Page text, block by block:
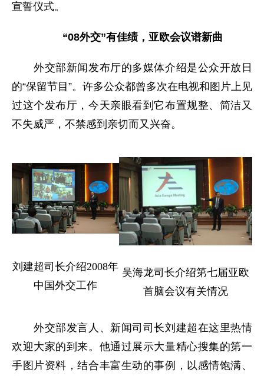
宣誓仪式。
“08外交”有佳绩，亚欧会议谱新曲
外交部新闻发布厅的多媒体介绍是公众开放日
的“保留节目”。许多公众都曾多次在电视和图片上见
过这个发布厅，今天亲眼看到它布置规整、简洁又
不失威严，不禁感到亲切而又兴奋。
刘建超司长介绍2008年
中国外交工作
吴海龙司长介绍第七届亚欧
首脑会议有关情况
外交部发言人、新闻司司长刘建超在这里热情
欢迎大家的到来。他通过展示大量精心搜集的第一
手图片资料，结合丰富生动的事例，以感情饱满、